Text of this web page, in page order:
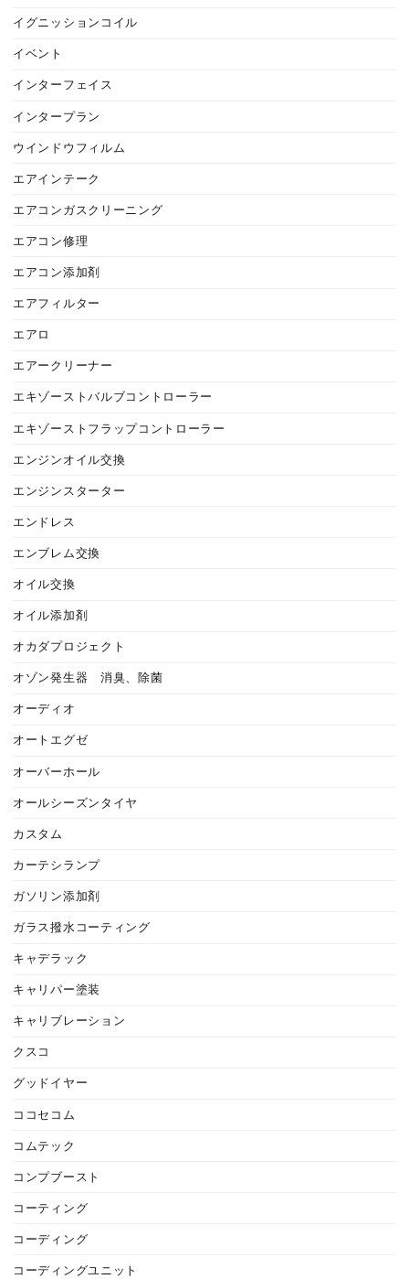
イグニッションコイル
イベント
インターフェイス
インタープラン
ウインドウフィルム
エアインテーク
エアコンガスクリーニング
エアコン修理
エアコン添加剤
エアフィルター
エアロ
エアークリーナー
エキゾーストバルブコントローラー
エキゾーストフラップコントローラー
エンジンオイル交換
エンジンスターター
エンドレス
エンブレム交換
オイル交換
オイル添加剤
オカダプロジェクト
オゾン発生器 消臭、除菌
オーディオ
オートエグゼ
オーバーホール
オールシーズンタイヤ
カスタム
カーテシランプ
ガソリン添加剤
ガラス撥水コーティング
キャデラック
キャリパー塗装
キャリブレーション
クスコ
グッドイヤー
ココセコム
コムテック
コンプブースト
コーティング
コーディング
コーディングユニット